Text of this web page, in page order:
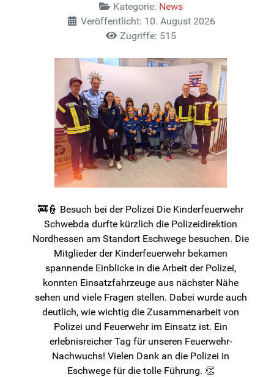
Kategorie: News
Veröffentlicht: 10. August 2026
Zugriffe: 515
🚒👮 Besuch bei der Polizei Die Kinderfeuerwehr
Schwebda durfte kürzlich die Polizeidirektion
Nordhessen am Standort Eschwege besuchen. Die
Mitglieder der Kinderfeuerwehr bekamen
spannende Einblicke in die Arbeit der Polizei,
konnten Einsatzfahrzeuge aus nächster Nähe
sehen und viele Fragen stellen. Dabei wurde auch
deutlich, wie wichtig die Zusammenarbeit von
Polizei und Feuerwehr im Einsatz ist. Ein
erlebnisreicher Tag für unseren Feuerwehr-
Nachwuchs! Vielen Dank an die Polizei in
Eschwege für die tolle Führung. 👏